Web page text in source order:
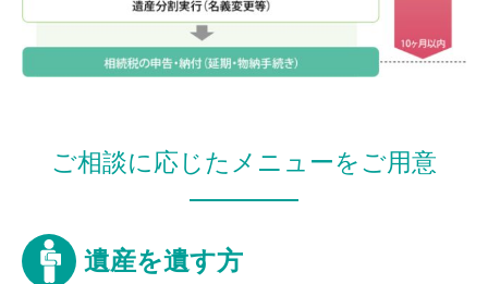
ご相談に応じたメニューをご用意
遺産を遺す方